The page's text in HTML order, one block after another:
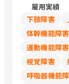
雇用実績
下肢障害
体幹機能障害
運動機能障害
視覚障害
呼吸器機能